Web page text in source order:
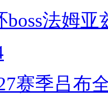
法姆亚
赛季吕布